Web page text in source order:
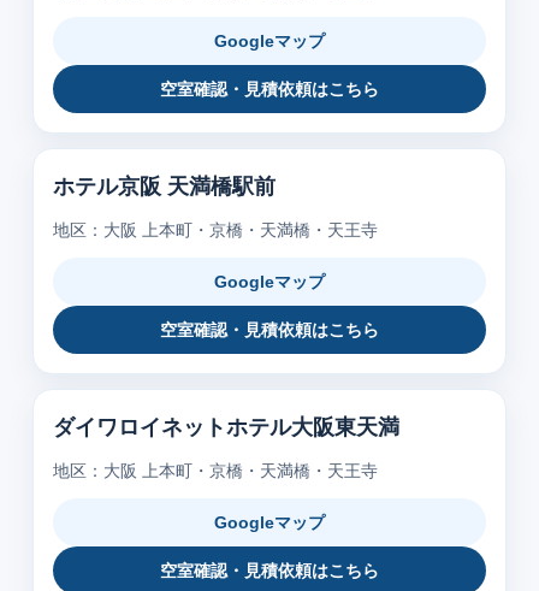
Googleマップ
空室確認・見積依頼はこちら
ホテル京阪 天満橋駅前
地区：大阪 上本町・京橋・天満橋・天王寺
Googleマップ
空室確認・見積依頼はこちら
ダイワロイネットホテル大阪東天満
地区：大阪 上本町・京橋・天満橋・天王寺
Googleマップ
空室確認・見積依頼はこちら